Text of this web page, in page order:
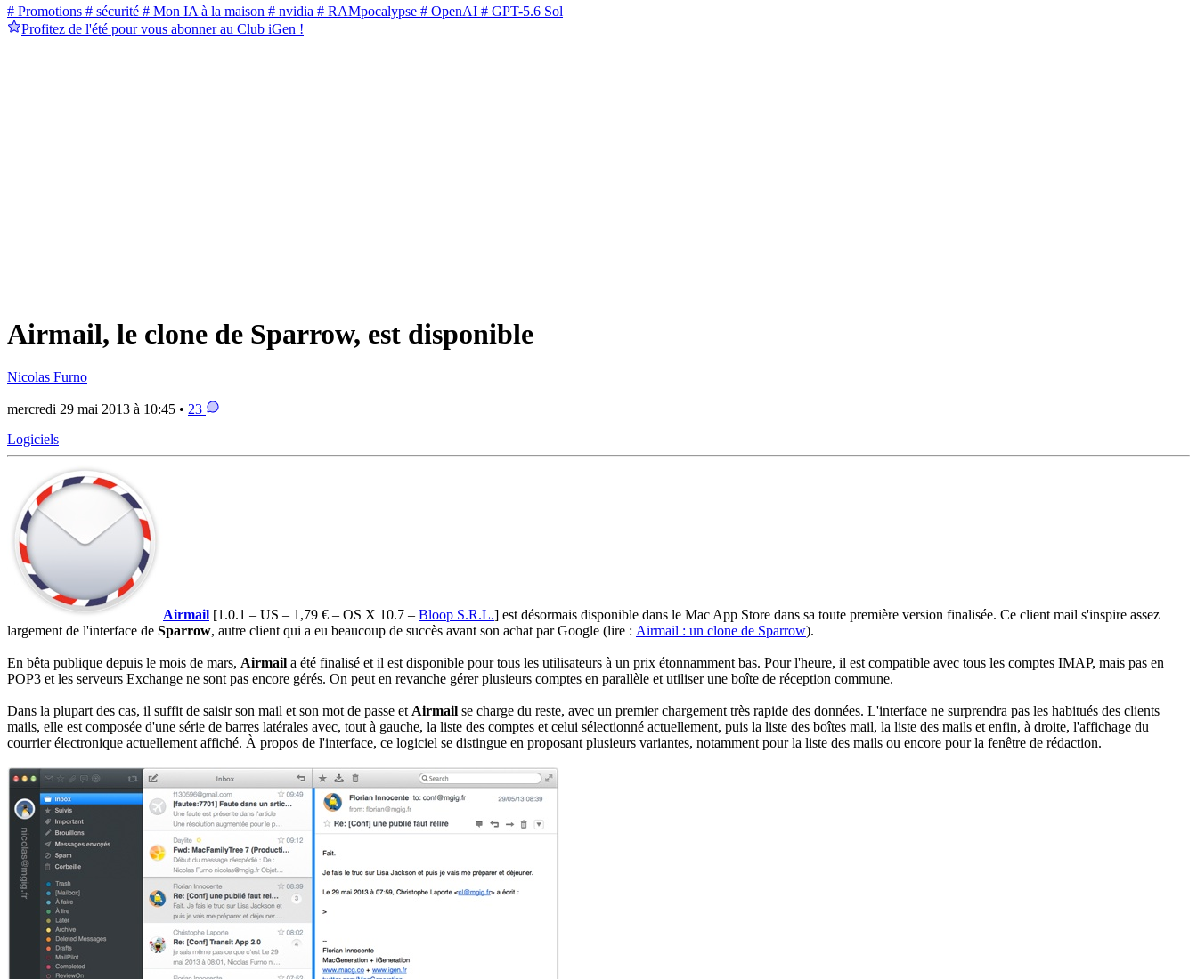
# Promotions # sécurité # Mon IA à la maison # nvidia # RAMpocalypse # OpenAI # GPT-5.6 Sol
Profitez de l'été pour vous abonner au Club iGen !
Airmail, le clone de Sparrow, est disponible
Nicolas Furno
mercredi 29 mai 2013 à 10:45 • 23
Logiciels
Airmail [1.0.1 – US – 1,79 € – OS X 10.7 – Bloop S.R.L.] est désormais disponible dans le Mac App Store dans sa toute première version finalisée. Ce client mail s'inspire assez
largement de l'interface de Sparrow, autre client qui a eu beaucoup de succès avant son achat par Google (lire : Airmail : un clone de Sparrow).
En bêta publique depuis le mois de mars, Airmail a été finalisé et il est disponible pour tous les utilisateurs à un prix étonnamment bas. Pour l'heure, il est compatible avec tous les comptes IMAP, mais pas en
POP3 et les serveurs Exchange ne sont pas encore gérés. On peut en revanche gérer plusieurs comptes en parallèle et utiliser une boîte de réception commune.
Dans la plupart des cas, il suffit de saisir son mail et son mot de passe et Airmail se charge du reste, avec un premier chargement très rapide des données. L'interface ne surprendra pas les habitués des clients
mails, elle est composée d'une série de barres latérales avec, tout à gauche, la liste des comptes et celui sélectionné actuellement, puis la liste des boîtes mail, la liste des mails et enfin, à droite, l'affichage du
courrier électronique actuellement affiché. À propos de l'interface, ce logiciel se distingue en proposant plusieurs variantes, notamment pour la liste des mails ou encore pour la fenêtre de rédaction.